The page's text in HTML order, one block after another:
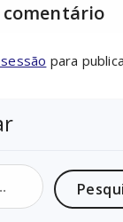
comentário
para